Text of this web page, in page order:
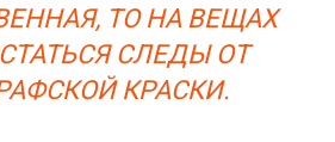
ТО НА ВЕЩАХ
СЛЕДЫ ОТ
КРАСКИ.